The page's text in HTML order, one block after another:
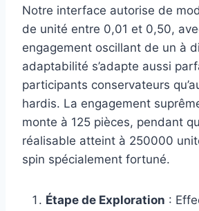
Notre interface autorise de
de unité entre 0,01 et 0,50,
engagement oscillant de un à
adaptabilité s’adapte aussi
participants conservateurs
hardis. La engagement
monte à 125 pièces, pendant
réalisable atteint à 250000
spin spécialement fortuné.
Étape de Exploration :